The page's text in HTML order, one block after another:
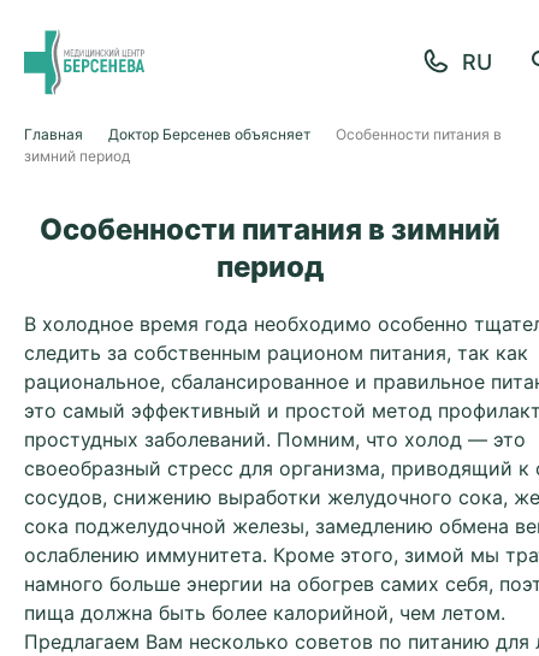
Главная Доктор Берсенев объясняет
Особенности питания в
зимний период
Особенности питания в зимний
период
В холодное время года необходимо особенно
следить за собственным рационом питания, так как
рациональное, сбалансированное и правильное
это самый эффективный и простой метод
простудных заболеваний. Помним, что холод — это
своеобразный стресс для организма, приводящий к
сосудов, снижению выработки желудочного сока,
сока поджелудочной железы, замедлению обмена
ослаблению иммунитета. Кроме этого, зимой мы
намного больше энергии на обогрев самих себя,
пища должна быть более калорийной, чем летом.
Предлагаем Вам несколько советов по питанию для